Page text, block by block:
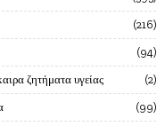
216
94
ζητήματα υγείας 2
99